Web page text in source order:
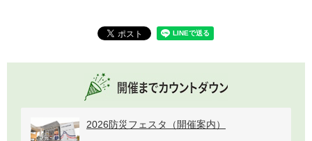
2026防災フェスタ（開催案内）